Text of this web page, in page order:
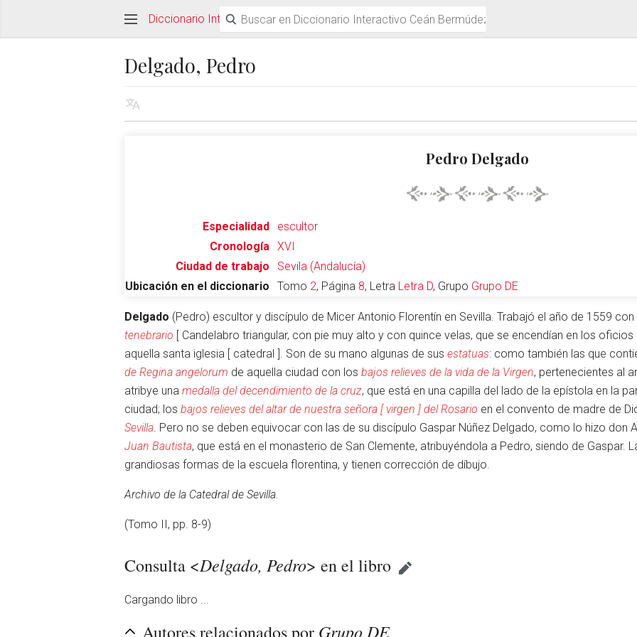
Abrir menú principal
Diccionario Interactivo Ceán Bermúdez
Delgado, Pedro
Leer
Pedro Delgado
Especialidad
escultor
Cronología XVI
Ciudad de trabajo
Sevila (Andalucía)
Ubicación en el diccionario
Tomo 2, Página 8, Letra Letra D, Grupo Grupo DE
Delgado (Pedro) escultor y discípulo de Micer Antonio Florentín en Sevilla. Trabajó el año de 1559
tenebrario [ Candelabro triangular, con pie muy alto y con quince velas, que se encendían en los
aquella santa iglesia [ catedral ]. Son de su mano algunas de susestatuas: como también las que
de Regina angelorum de aquella ciudad con losbajos relieves de la vida de la Virgen, pertenecientes al
atribye unamedalla del decendimiento de la cruz, que está en una capilla del lado de la epístola en la
ciudad; losbajos relieves del altar de nuestra señora [ virgen ] del Rosario en el convento de madre de
Sevilla. Pero no se deben equivocar con las de su discípulo Gaspar Núñez Delgado, como lo hizo don
Juan Bautista, que está en el monasterio de San Clemente, atribuyéndola a Pedro, siendo de Gaspar.
grandiosas formas de la escuela florentina, y tienen corrección de díbujo.
Archivo de la Catedral de Sevilla.
(Tomo II, pp. 8-9)
Consulta <Delgado, Pedro> en el libro
Cargando libro ...
Autores relacionados por Grupo DE